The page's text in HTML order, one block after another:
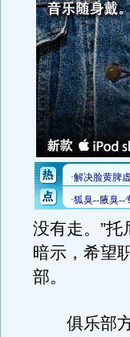
没有走。”
暗示，希望
部。
俱乐部方